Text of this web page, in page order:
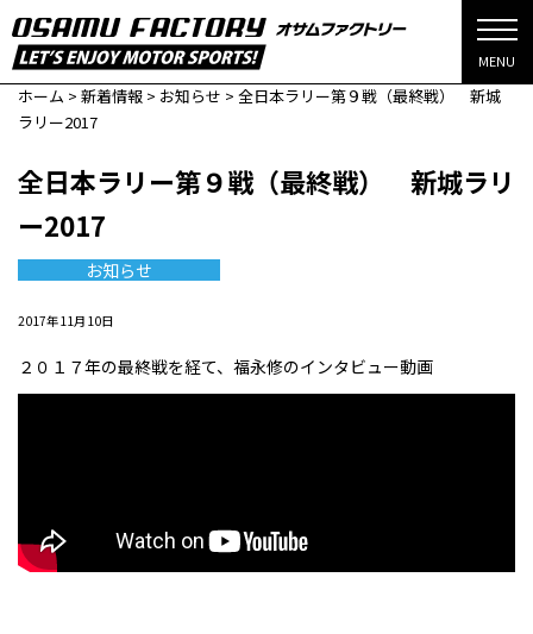
MENU
ホーム > 新着情報 > お知らせ > 全日本ラリー第９戦（最終戦） 新城
ラリー2017
全日本ラリー第９戦（最終戦） 新城ラリ
ー2017
お知らせ
2017年11月10日
２０１７年の最終戦を経て、福永修のインタビュー動画